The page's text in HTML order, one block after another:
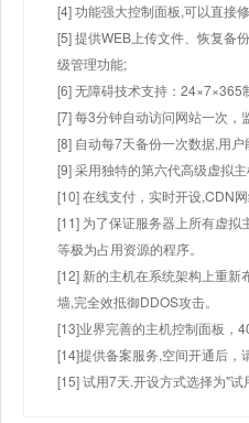
[4] 功能强大控制面板,可以直接
[5] 提供WEB上传文件、恢复备
级管理功能;
[6] 无障碍技术支持：24×7×365
[7] 每3分钟自动访问网站一次，
[8] 自动每7天备份一次数据,用
[9] 采用独特的第六代高级虚拟
[10] 在线支付，实时开设,CDN
[11] 为了保证服务器上所有虚拟
等极为占用资源的程序。
[12] 新的主机在系统架构上重新
墙,完全效抵御DDOS攻击。
[13]业界完善的主机控制面板，
[14]提供备案服务,空间开通后，
[15] 试用7天.开设方式选择为"试